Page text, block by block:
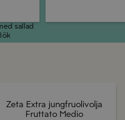
sallad
Zeta Extra jungfruolivolja
Fruttato Medio